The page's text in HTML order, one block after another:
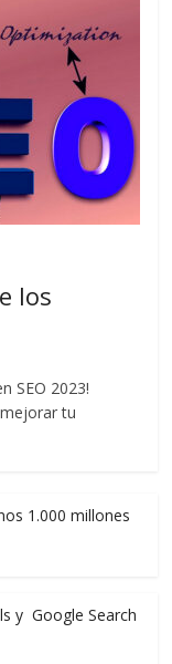
los
SEO 2023!
tu
1.000 millones
y Google Search